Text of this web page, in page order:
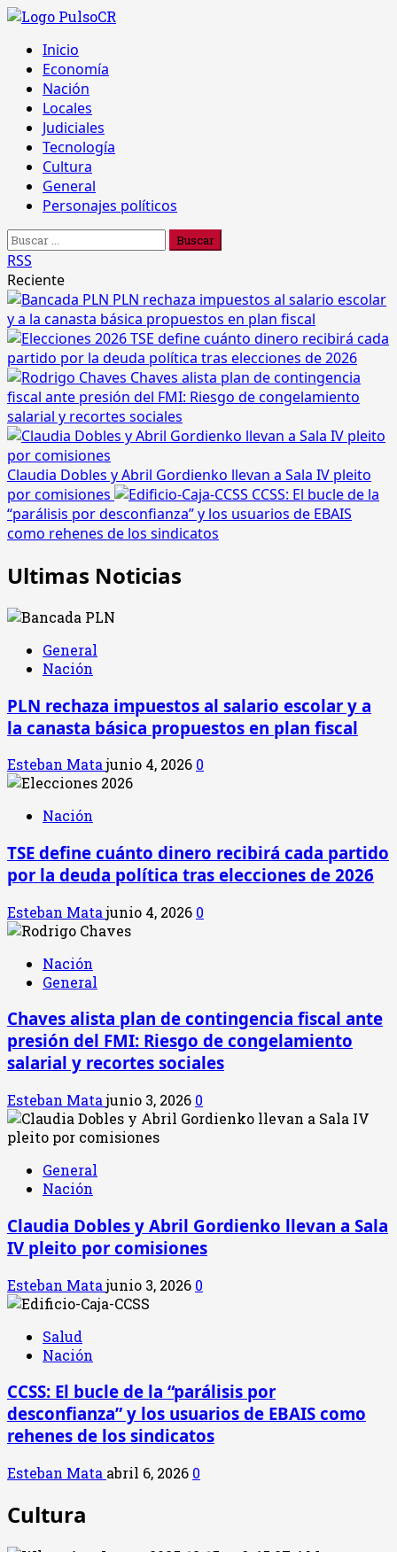
Saltar
contenido
Menú
principal
Inicio
Economía
Nación
Locales
Judiciales
Tecnología
Cultura
General
Personajes políticos
Buscar:
RSS
Reciente
PLN rechaza impuestos al salario escolar
y a la canasta básica propuestos en plan fiscal
TSE define cuánto dinero recibirá cada
partido por la deuda política tras elecciones de 2026
Chaves alista plan de contingencia
fiscal ante presión del FMI: Riesgo de congelamiento
salarial y recortes sociales
Claudia Dobles y Abril Gordienko llevan a Sala IV pleito
por comisiones
CCSS: El bucle de la
“parálisis por desconfianza” y los usuarios de EBAIS
como rehenes de los sindicatos
Ultimas Noticias
General
Nación
PLN rechaza impuestos al salario escolar y a
la canasta básica propuestos en plan fiscal
Esteban Matajunio 4, 2026 0
Nación
TSE define cuánto dinero recibirá cada partido
por la deuda política tras elecciones de 2026
Esteban Matajunio 4, 2026 0
Nación
General
Chaves alista plan de contingencia fiscal ante
presión del FMI: Riesgo de congelamiento
salarial y recortes sociales
Esteban Matajunio 3, 2026 0
General
Nación
Claudia Dobles y Abril Gordienko llevan a Sala
IV pleito por comisiones
Esteban Matajunio 3, 2026 0
Salud
Nación
CCSS: El bucle de la “parálisis por
desconfianza” y los usuarios de EBAIS como
rehenes de los sindicatos
Esteban Mata abril 6, 2026 0
Cultura